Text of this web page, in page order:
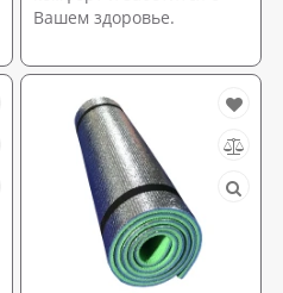
Вашем здоровье.